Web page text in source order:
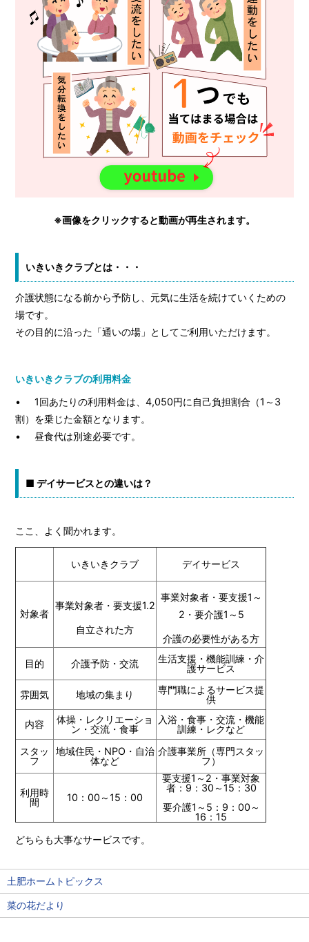
※画像をクリックすると動画が再生されます。
いきいきクラブとは・・・
介護状態になる前から予防し、元気に生活を続けていくための
場です。
その目的に沿った「通いの場」としてご利用いただけます。
いきいきクラブの利用料金
• 1回あたりの利用料金は、4,050円に自己負担割合（1～3
割）を乗じた金額となります。
• 昼食代は別途必要です。
■ デイサービスとの違いは？
ここ、よく聞かれます。
いきいきクラブ デイサービス
対象者
事業対象者・要支援1.2
自立された方
事業対象者・要支援1～
2・要介護1～5
介護の必要性がある方
目的 介護予防・交流
生活支援・機能訓練・介
護サービス
雰囲気 地域の集まり
専門職によるサービス提
供
内容
体操・レクリエーショ
ン・交流・食事
入浴・食事・交流・機能
訓練・レクなど
スタッ
フ
地域住民・NPO・自治
体など
介護事業所（専門スタッ
フ）
利用時
間
10：00～15：00
要支援1～2・事業対象
者：9：30～15：30
要介護1～5：9：00～
16：15
どちらも大事なサービスです。
土肥ホームトピックス
菜の花だより